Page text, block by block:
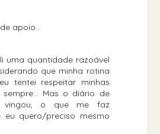
apoio...
uma quantidade razoável
que minha rotina
tentei respeitar minhas
sempre... Mas o diário de
vingou, o que me faz
eu quero/preciso mesmo